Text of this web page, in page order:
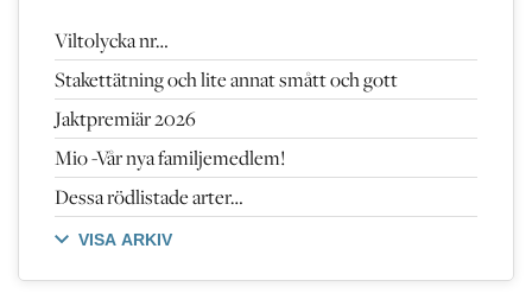
Viltolycka nr…
Stakettätning och lite annat smått och gott
Jaktpremiär 2026
Mio -Vår nya familjemedlem!
Dessa rödlistade arter…
VISA ARKIV